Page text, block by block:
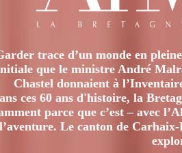
trace d’un monde en
que le ministre André
Chastel donnaient à
ces 60 ans d'histoire, la
parce que c’est – avec
l’aventure. Le canton de